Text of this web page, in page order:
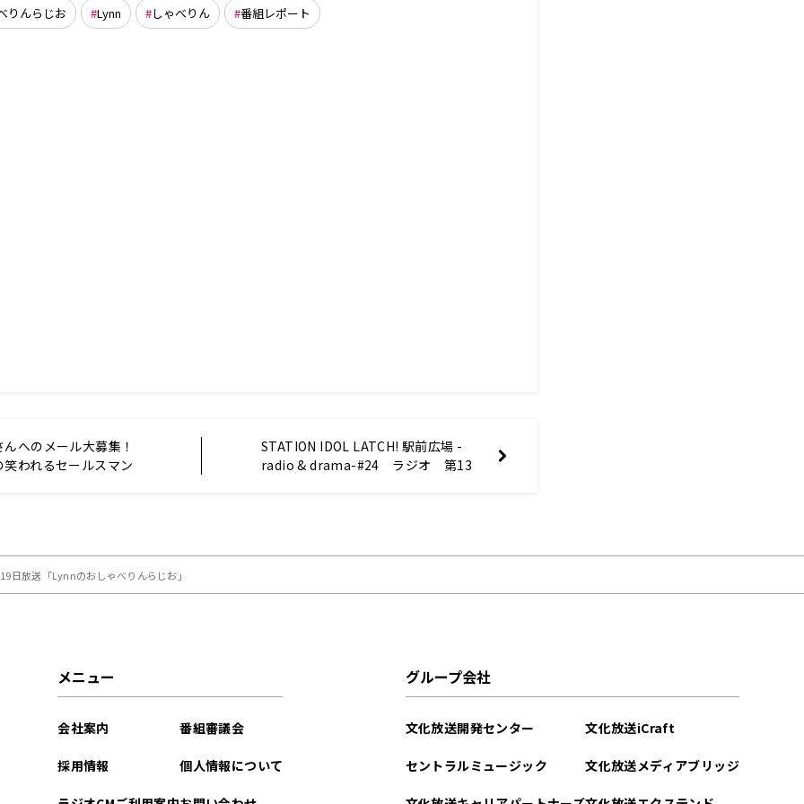
りんらじお Lynn しゃべりん 番組レポート
へのメール大募集！
笑われるセールスマン
STATION IDOL LATCH! 駅前広場 -
radio & drama-#24 ラジオ 第13
日放送「Lynnのおしゃべりんらじお」
メニュー
会社案内
採用情報
番組審議会
個人情報について
グループ会社
文化放送開発センター
セントラルミュージック
文化放送iCraft
文化放送メディアブリッジ